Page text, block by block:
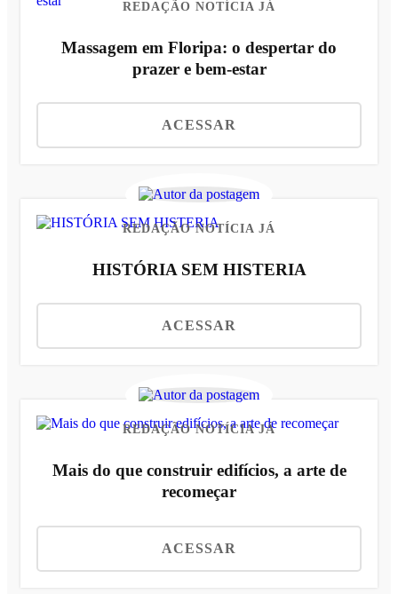
REDAÇÃO NOTÍCIA JÁ
Massagem em Floripa: o despertar do
prazer e bem-estar
ACESSAR
REDAÇÃO NOTÍCIA JÁ
HISTÓRIA SEM HISTERIA
ACESSAR
REDAÇÃO NOTÍCIA JÁ
Mais do que construir edifícios, a arte de
recomeçar
ACESSAR